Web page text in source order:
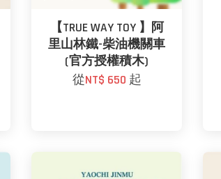
【TRUE WAY TOY 】阿
里山林鐵-柴油機關車
(官方授權積木)
從NT$ 650 起